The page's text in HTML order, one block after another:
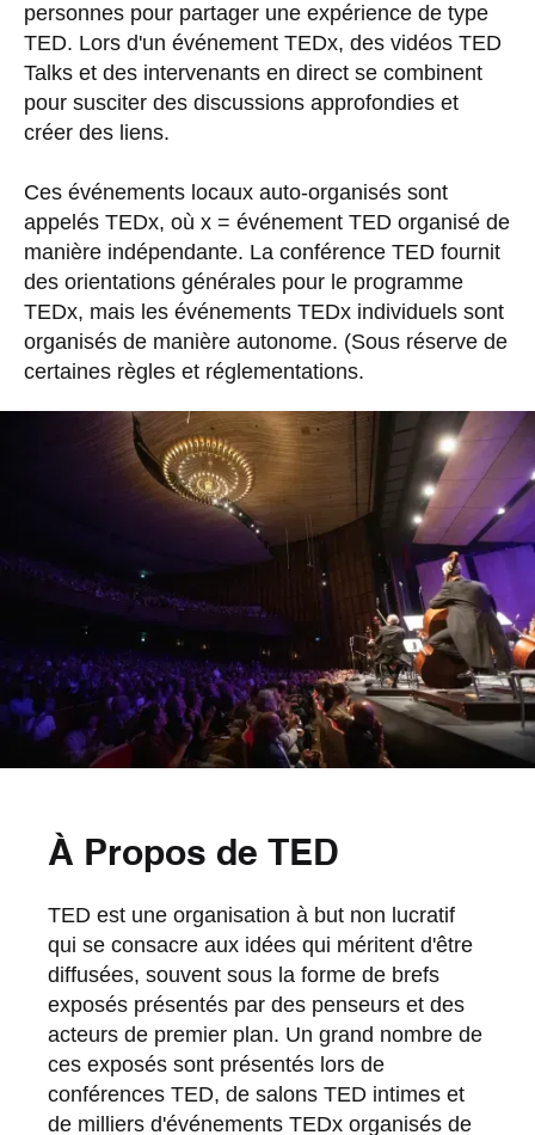
personnes pour partager une expérience de type
TED. Lors d'un événement TEDx, des vidéos TED
Talks et des intervenants en direct se combinent
pour susciter des discussions approfondies et
créer des liens.
Ces événements locaux auto-organisés sont
appelés TEDx, où x = événement TED organisé de
manière indépendante. La conférence TED fournit
des orientations générales pour le programme
TEDx, mais les événements TEDx individuels sont
organisés de manière autonome. (Sous réserve de
certaines règles et réglementations.
À Propos de TED
TED est une organisation à but non lucratif
qui se consacre aux idées qui méritent d'être
diffusées, souvent sous la forme de brefs
exposés présentés par des penseurs et des
acteurs de premier plan. Un grand nombre de
ces exposés sont présentés lors de
conférences TED, de salons TED intimes et
de milliers d'événements TEDx organisés de